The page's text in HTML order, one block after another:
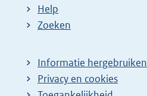
Help
Zoeken
Informatie hergebruiken
Privacy en cookies